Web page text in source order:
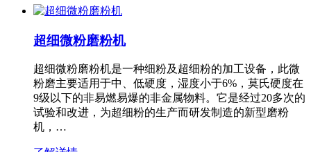
超细微粉磨粉机
超细微粉磨粉机是一种细粉及超细粉的加工设备，此微
粉磨主要适用于中、低硬度，湿度小于6%，莫氏硬度在
9级以下的非易燃易爆的非金属物料。它是经过20多次的
试验和改进，为超细粉的生产而研发制造的新型磨粉
机，…